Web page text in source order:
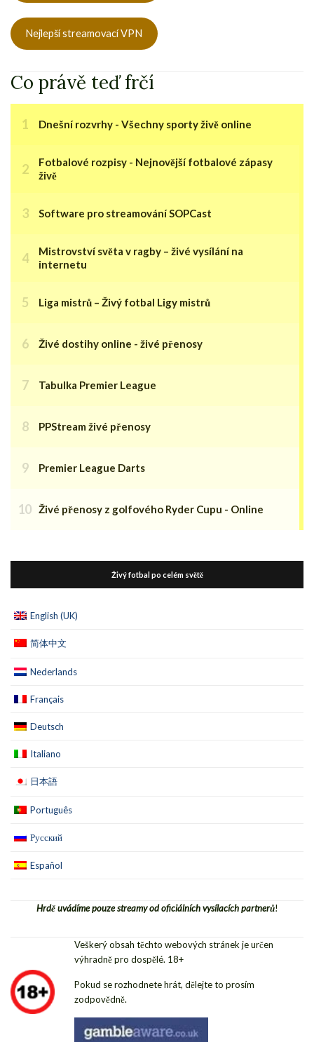
Nejlepší streamovací VPN
Co právě teď frčí
Dnešní rozvrhy - Všechny sporty živě online
Fotbalové rozpisy - Nejnovější fotbalové zápasy
živě
Software pro streamování SOPCast
Mistrovství světa v ragby – živé vysílání na
internetu
Liga mistrů – Živý fotbal Ligy mistrů
Živé dostihy online - živé přenosy
Tabulka Premier League
PPStream živé přenosy
Premier League Darts
Živé přenosy z golfového Ryder Cupu - Online
Živý fotbal po celém světě
English (UK)
简体中文
Nederlands
Français
Deutsch
Italiano
日本語
Português
Русский
Español
Hrdě uvádíme pouze streamy od oficiálních vysílacích partnerů!
Veškerý obsah těchto webových stránek je určen
výhradně pro dospělé. 18+
Pokud se rozhodnete hrát, dělejte to prosím
zodpovědně.